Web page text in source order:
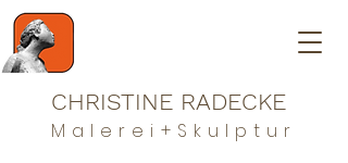
CHRISTINE RADECKE
Malerei+Skulptur